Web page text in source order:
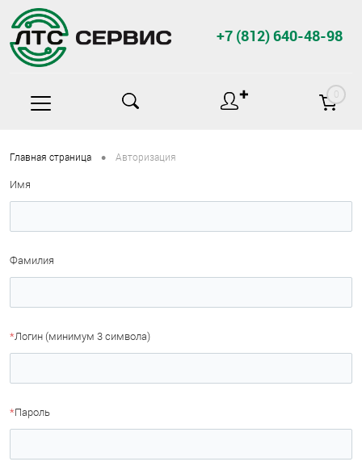
+7 (812) 640-48-98
✚ 0
Главная страница • Авторизация
Имя
Фамилия
*Логин (минимум 3 символа)
*Пароль